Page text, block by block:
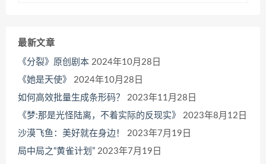
最新文章
《分裂》原创剧本 2024年10月28日
《她是天使》
2024年10月28日
如何高效批量生成条形码？
2023年11月28日
《梦:那是光怪陆离，不着实际的反现实》
2023年8月12日
沙漠飞鱼：美好就在身边！
2023年7月19日
局中局之“黄雀计划” 2023年7月19日